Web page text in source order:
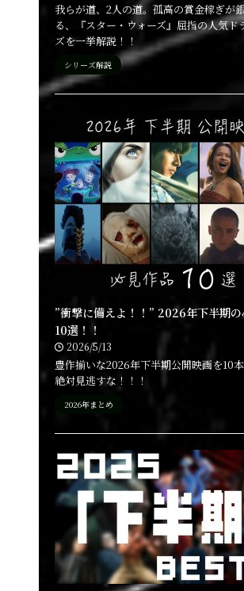
我らが道、2人の道。孤高の賞金稼ぎが
る、『スター・ウォーズ』屈指の人気ド
ズを一挙解説！！
シリーズ解説
”衝撃に備えよ！！” 2026年下半期
10選！！
2026/5/13
豊作揃いな2026年下半期公開映画を10
絶対見逃すな！！！
2026年まとめ